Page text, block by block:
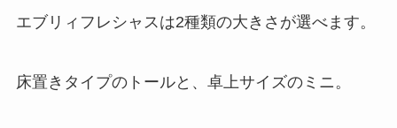
エブリィフレシャスは2種類の大きさが選べます。
床置きタイプのトールと、卓上サイズのミニ。